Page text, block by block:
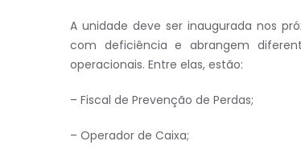
A unidade deve ser inaugurada nos
com deficiência e abrangem
operacionais. Entre elas, estão:
– Fiscal de Prevenção de Perdas;
– Operador de Caixa;